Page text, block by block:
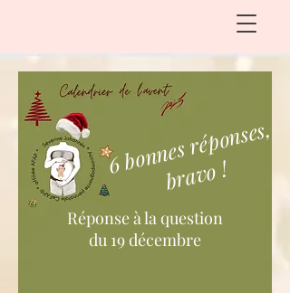
Réponse à la question
du 19 décembre​
6 bonnes réponses,
bravo !